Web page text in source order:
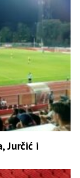
Jurčić i